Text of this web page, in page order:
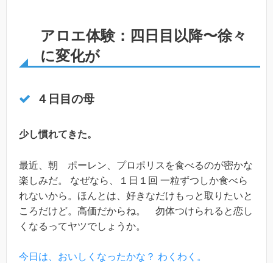
アロエ体験：四日目以降〜徐々
に変化が
４日目の母
少し慣れてきた。
最近、朝 ポーレン、プロポリスを食べるのが密かな
楽しみだ。 なぜなら、１日１回 一粒ずつしか食べら
れないから。ほんとは、好きなだけもっと取りたいと
ころだけど。高価だからね。 勿体つけられると恋し
くなるってヤツでしょうか。
今日は、おいしくなったかな？ わくわく。